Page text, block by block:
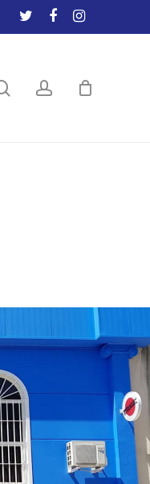
twitterfacebookinstagram
searchaccount
Close